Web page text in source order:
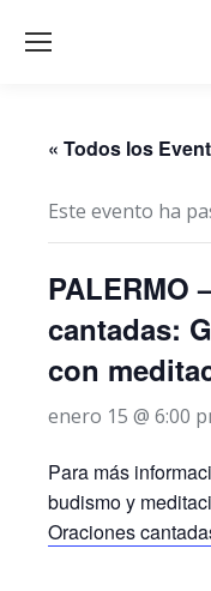
« Todos los
Este evento ha
PALERMO
cantadas:
con
enero 15 @ 6:00
Para más
budismo y
Oraciones